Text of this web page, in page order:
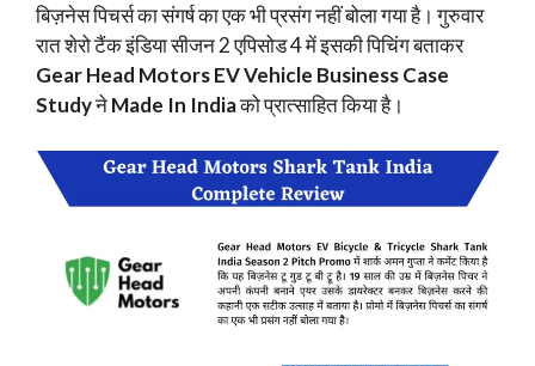
बिज़नेस पिचर्स का संगर्ष का एक भी प्रसंग नहीं बोला गया है। गुरुवार
रात शेरो टैंक इंडिया सीजन 2 एपिसोड 4 में इसकी पिचिंग बताकर
Gear Head Motors EV Vehicle Business Case
StudyनेMade In Indiaको प्रात्साहित किया है।